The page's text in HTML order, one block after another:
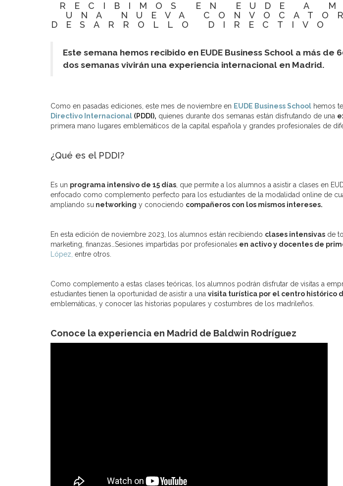
RECIBIMOS EN EUDE A
UNA NUEVA
DESARROLLO
Este semana hemos recibido en EUDE Business School a más
dos semanas vivirán una experiencia internacional en Madrid.
Como en pasadas ediciones, este mes de noviembre en EUDE Business School hemos
Directivo Internacional (PDDI), quienes durante dos semanas están disfrutando de una
primera mano lugares emblemáticos de la capital española y grandes profesionales de
¿Qué es el PDDI?
Es un programa intensivo de 15 días , que permite a los alumnos a asistir a clases en
enfocado como complemento perfecto para los estudiantes de la modalidad online de
ampliando su networking y conociendo compañeros con los mismos intereses.
En esta edición de noviembre 2023, los alumnos están recibiendo clases intensivas de
marketing, finanzas…Sesiones impartidas por profesionales en activo y docentes de
López, entre otros.
Como complemento a estas clases teóricas, los alumnos podrán disfrutar de visitas a
estudiantes tienen la oportunidad de asistir a una visita turística por el centro histórico
emblemáticas, y conocer las historias populares y costumbres de los madrileños.
Conoce la experiencia en Madrid de Baldwin Rodríguez